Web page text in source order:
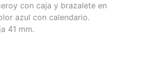
con caja y brazalete en
azul con calendario.
41 mm.